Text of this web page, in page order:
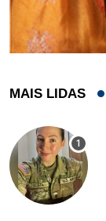
MAIS LIDAS